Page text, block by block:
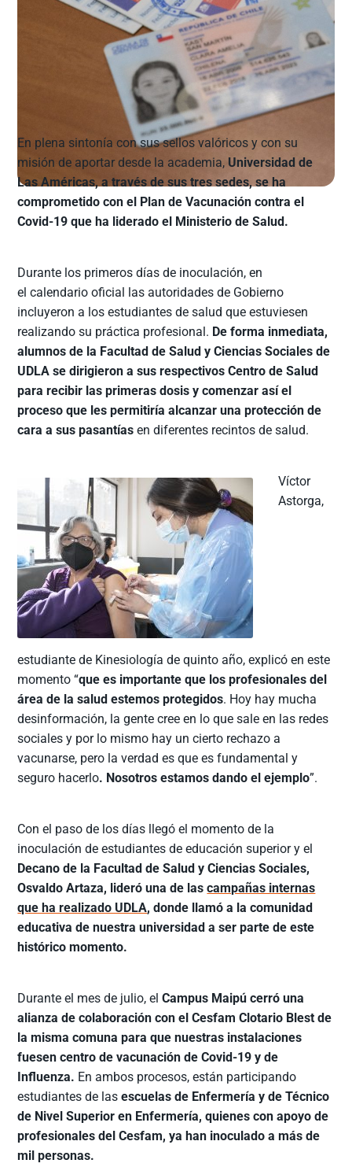
En plena sintonía con sus sellos valóricos y con su
misión de aportar desde la academia, Universidad de
Las Américas, a través de sus tres sedes, se ha
comprometido con el Plan de Vacunación contra el
Covid-19 que ha liderado el Ministerio de Salud.
Durante los primeros días de inoculación, en
el calendario oficial las autoridades de Gobierno
incluyeron a los estudiantes de salud que estuviesen
realizando su práctica profesional. De forma inmediata,
alumnos de la Facultad de Salud y Ciencias Sociales de
UDLA se dirigieron a sus respectivos Centro de Salud
para recibir las primeras dosis y comenzar así el
proceso que les permitiría alcanzar una protección de
cara a sus pasantíasen diferentes recintos de salud.
Víctor
Astorga,
estudiante de Kinesiología de quinto año, explicó en este
momento “que es importante que los profesionales del
área de la salud estemos protegidos. Hoy hay mucha
desinformación, la gente cree en lo que sale en las redes
sociales y por lo mismo hay un cierto rechazo a
vacunarse, pero la verdad es que es fundamental y
seguro hacerlo. Nosotros estamos dando el ejemplo”.
Con el paso de los días llegó el momento de la
inoculación de estudiantes de educación superior y el
Decano de la Facultad de Salud y Ciencias Sociales,
Osvaldo Artaza, lideró una de lascampañas internas
que ha realizado UDLA, donde llamó a la comunidad
educativa de nuestra universidad a ser parte de este
histórico momento.
Durante el mes de julio, el Campus Maipú cerró una
alianza de colaboración con el Cesfam Clotario Blest de
la misma comuna para que nuestras instalaciones
fuesen centro de vacunación de Covid-19 y de
Influenza. En ambos procesos, están participando
estudiantes de lasescuelas de Enfermería y de Técnico
de Nivel Superior en Enfermería, quienes con apoyo de
profesionales del Cesfam, ya han inoculado a más de
mil personas.